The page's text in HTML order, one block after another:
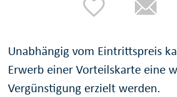
Unabhängig vom Eintrittspreis
Erwerb einer Vorteilskarte eine
Vergünstigung erzielt werden.